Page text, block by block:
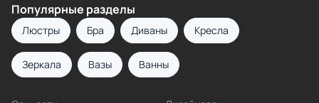
Популярные разделы
Люстры Бра Диваны Кресла
Зеркала Вазы Ванны